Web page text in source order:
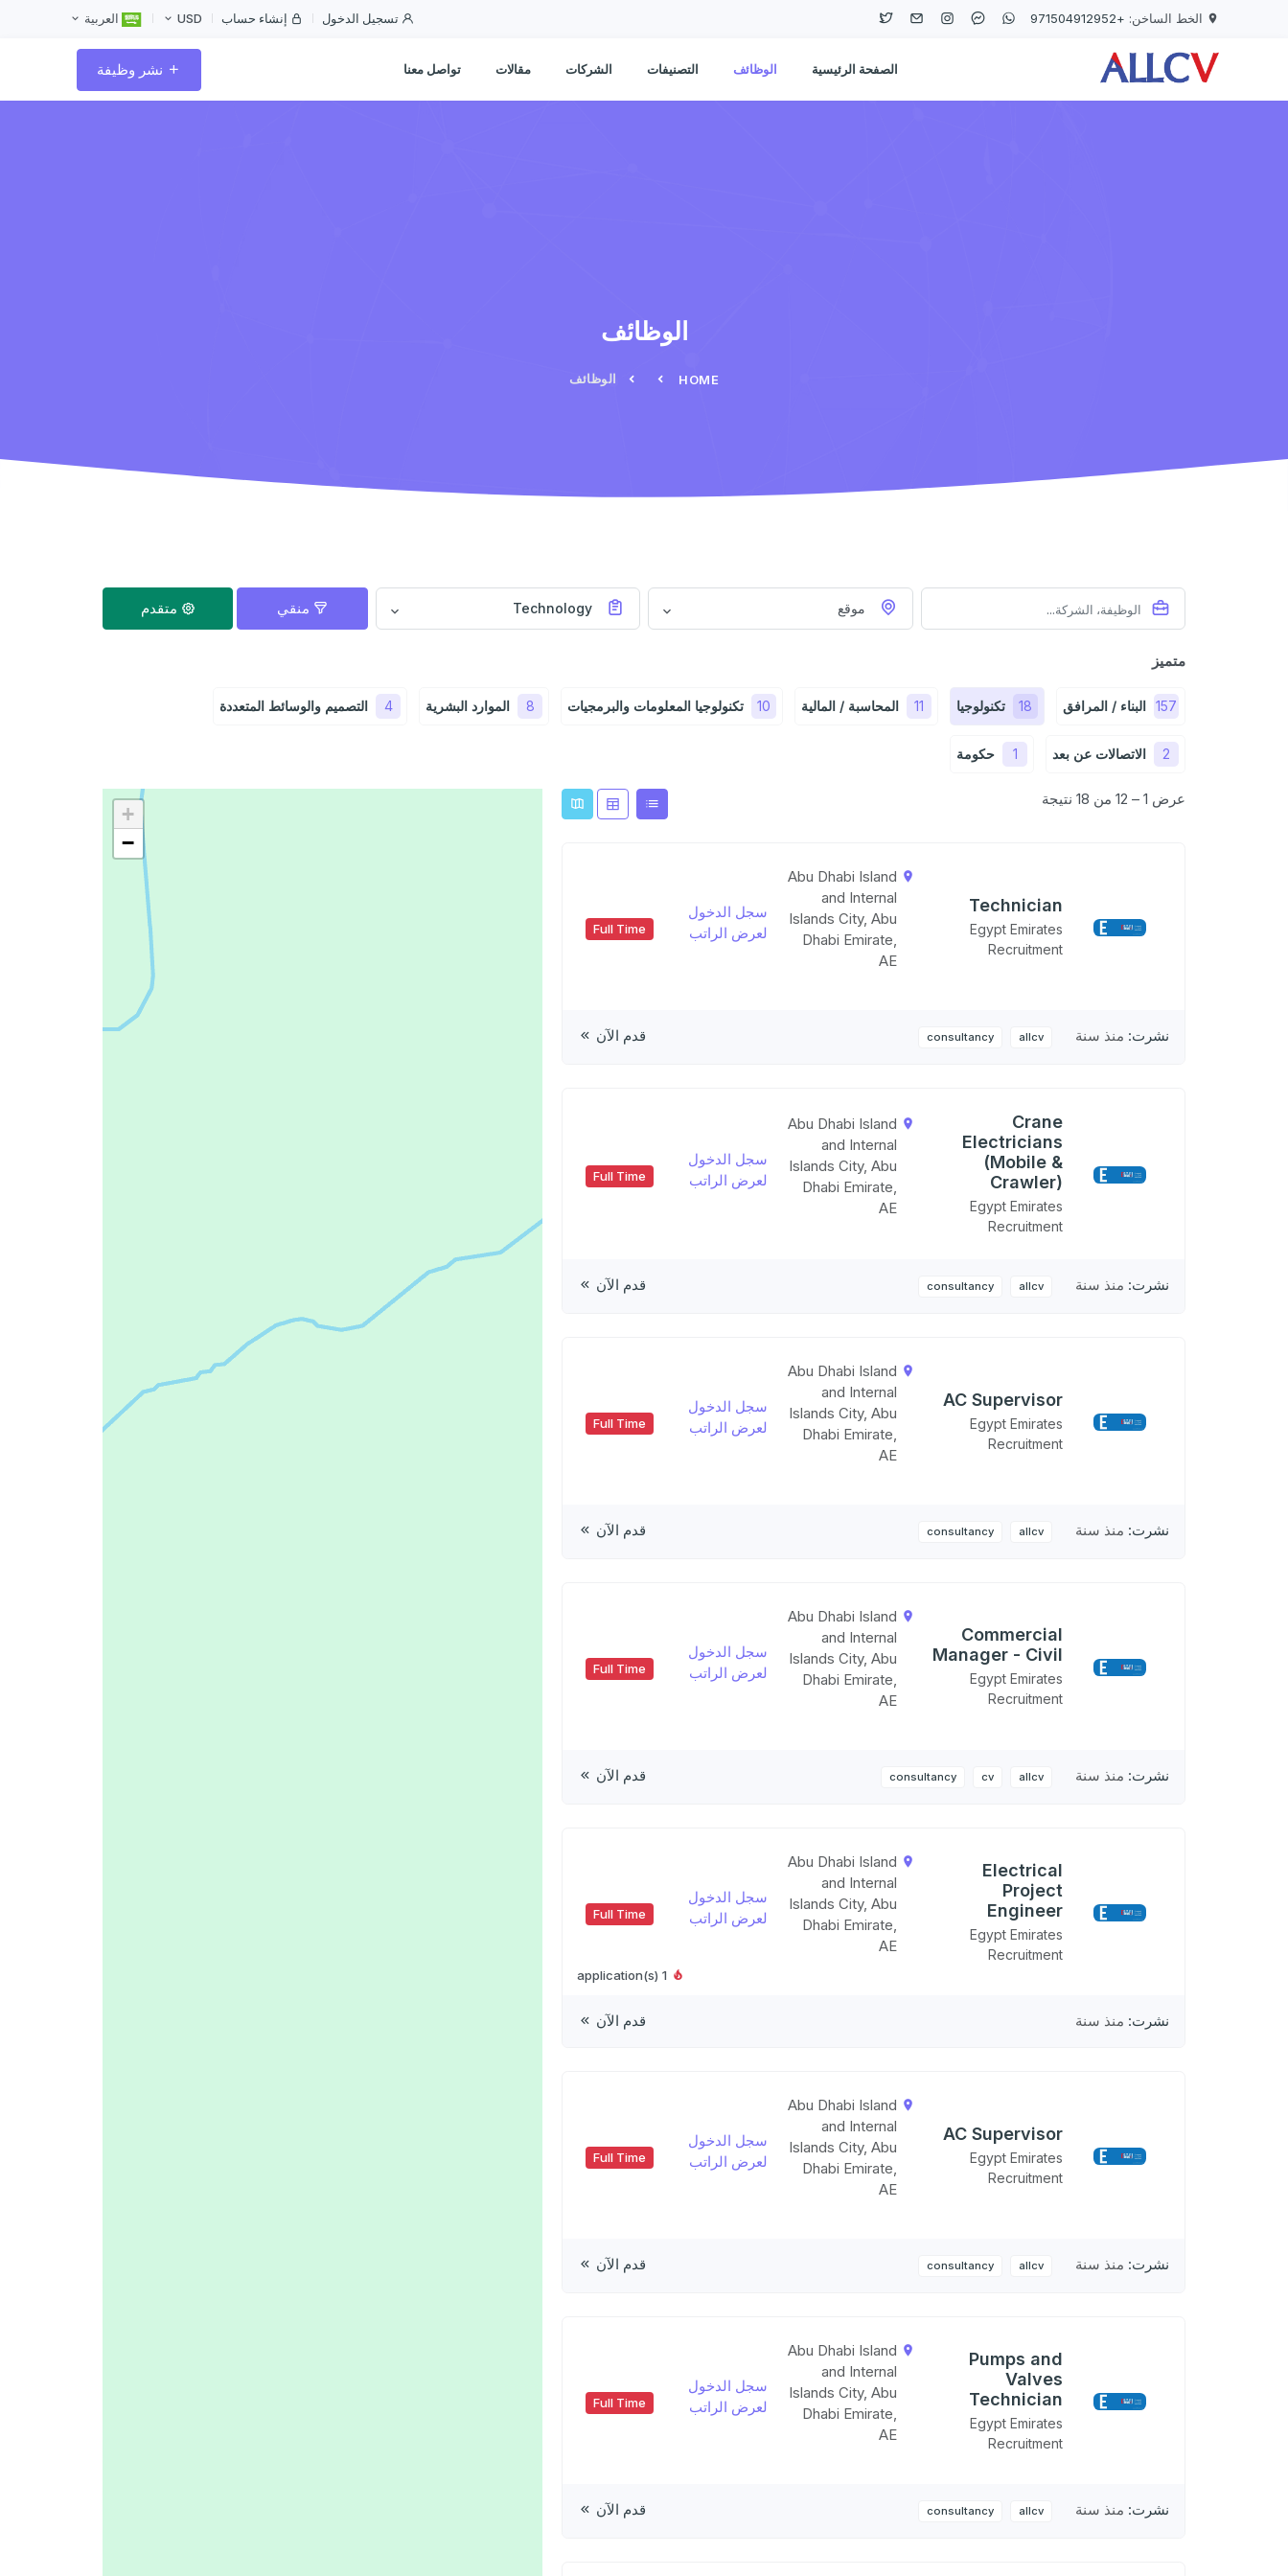
Skip to main contentالخط الساخن: +971504912952 تسجيل الدخول إنشاء حساب USD
الصفحة الرئيسية الوظائف التصنيفات الشركات مقالات تواصل معنا نشر وظيفة
الوظائف
HOME الوظائف
موقع Technology منقي متقدم
متميز
157 البناء / المرافق 18 تكنولوجيا 11 المحاسبة / المالية 10 تكنولوجيا المعلومات والبرمجيات 8 الموارد البشرية 4 التصميم والوسائط المتعددة
2 الاتصالات عن بعد 1 حكومة
عرض 1 – 12 من 18 نتيجة
Technician
Egypt Emirates
Recruitment
Abu Dhabi Island
and Internal
Islands City, Abu
Dhabi Emirate,
AE
سجل الدخول
لعرض الراتب
Full Time
نشرت: منذ سنة allcv
consultancy قدم الآن
Crane
Electricians
(Mobile &
Crawler)
Egypt Emirates
Recruitment
Abu Dhabi Island
and Internal
Islands City, Abu
Dhabi Emirate,
AE
سجل الدخول
لعرض الراتب
Full Time
نشرت: منذ سنة allcv
consultancy قدم الآن
AC Supervisor
Egypt Emirates
Recruitment
Abu Dhabi Island
and Internal
Islands City, Abu
Dhabi Emirate,
AE
سجل الدخول
لعرض الراتب
Full Time
نشرت: منذ سنة allcv
consultancy قدم الآن
Commercial
Manager - Civil
Egypt Emirates
Recruitment
Abu Dhabi Island
and Internal
Islands City, Abu
Dhabi Emirate,
AE
سجل الدخول
لعرض الراتب
Full Time
نشرت: منذ سنة allcv
cv
consultancy قدم الآن
1 application(s)
Electrical
Project
Engineer
Egypt Emirates
Recruitment
Abu Dhabi Island
and Internal
Islands City, Abu
Dhabi Emirate,
AE
سجل الدخول
لعرض الراتب
Full Time
نشرت: منذ سنة قدم الآن
AC Supervisor
Egypt Emirates
Recruitment
Abu Dhabi Island
and Internal
Islands City, Abu
Dhabi Emirate,
AE
سجل الدخول
لعرض الراتب
Full Time
نشرت: منذ سنة allcv
consultancy قدم الآن
Pumps and
Valves
Technician
Egypt Emirates
Recruitment
Abu Dhabi Island
and Internal
Islands City, Abu
Dhabi Emirate,
AE
سجل الدخول
لعرض الراتب
Full Time
نشرت: منذ سنة allcv
consultancy قدم الآن
+
−